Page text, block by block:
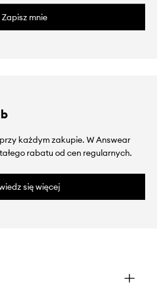
Zapisz mnie
każdym zakupie. W Answear
rabatu od cen regularnych.
się więcej